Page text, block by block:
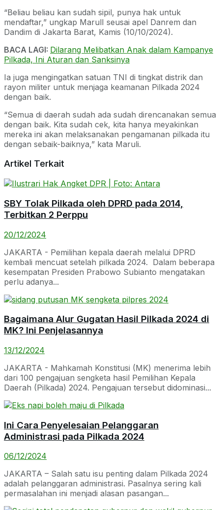
“Beliau beliau kan sudah sipil, punya hak untuk
mendaftar,” ungkap MarulI seusai apel Danrem dan
Dandim di Jakarta Barat, Kamis (10/10/2024).
BACA LAGI: Dilarang Melibatkan Anak dalam Kampanye
Pilkada, Ini Aturan dan Sanksinya
Ia juga mengingatkan satuan TNI di tingkat distrik dan
rayon militer untuk menjaga keamanan Pilkada 2024
dengan baik.
“Semua di daerah sudah ada sudah direncanakan semua
dengan baik. Kita sudah cek, kita hanya meyakinkan
mereka ini akan melaksanakan pengamanan pilkada itu
dengan sebaik-baiknya,” kata Maruli.
Artikel Terkait
SBY Tolak Pilkada oleh DPRD pada 2014,
Terbitkan 2 Perppu
20/12/2024
JAKARTA - Pemilihan kepala daerah melalui DPRD
kembali mencuat setelah pilkada 2024. Dalam beberapa
kesempatan Presiden Prabowo Subianto mengatakan
perlu adanya...
Bagaimana Alur Gugatan Hasil Pilkada 2024 di
MK? Ini Penjelasannya
13/12/2024
JAKARTA - Mahkamah Konstitusi (MK) menerima lebih
dari 100 pengajuan sengketa hasil Pemilihan Kepala
Daerah (Pilkada) 2024. Pengajuan tersebut didominasi...
Ini Cara Penyelesaian Pelanggaran
Administrasi pada Pilkada 2024
06/12/2024
JAKARTA – Salah satu isu penting dalam Pilkada 2024
adalah pelanggaran administrasi. Pasalnya sering kali
permasalahan ini menjadi alasan pasangan...